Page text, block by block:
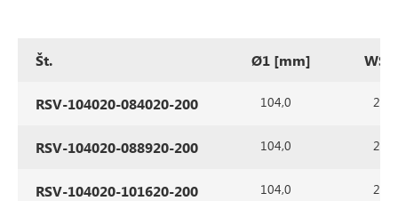
Št. Ø1 [mm]
RSV-104020-084020-200 104,0 2,0
RSV-104020-088920-200 104,0 2,0
RSV-104020-101620-200 104,0 2,0